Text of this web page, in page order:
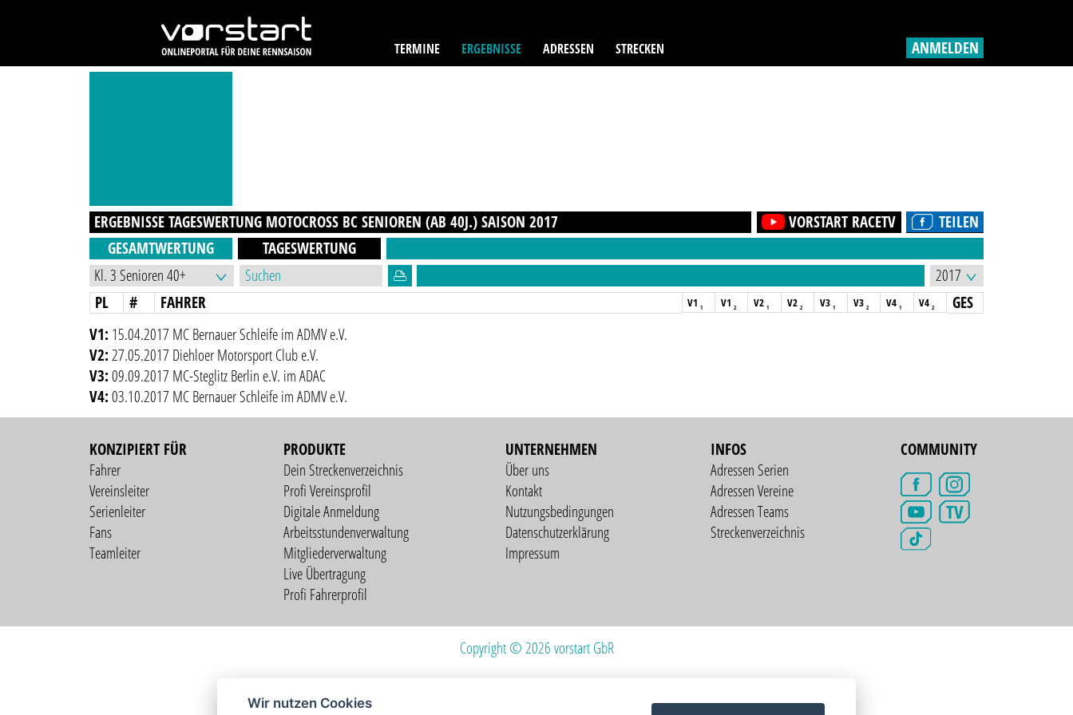
TERMINE ERGEBNISSE ADRESSEN STRECKEN ANMELDEN
ERGEBNISSE TAGESWERTUNG MOTOCROSS BC SENIOREN (AB 40J.)SAISON2017 TEILEN
VORSTART RACETV
GESAMTWERTUNG
TAGESWERTUNG
PL # FAHRER V1 1 V1 2 V2 1 V2 2 V3 1 V3 2 V4 1 V4 2
GES
V1: 15.04.2017 MC Bernauer Schleife im ADMV e.V.
V2:27.05.2017 Diehloer Motorsport Club e.V.
V3:09.09.2017 MC-Steglitz Berlin e.V. im ADAC
V4:03.10.2017 MC Bernauer Schleife im ADMV e.V.
KONZIPIERT FÜR
Fahrer
Vereinsleiter
Serienleiter
Fans
Teamleiter
PRODUKTE
Dein Streckenverzeichnis
Profi Vereinsprofil
Digitale Anmeldung
Arbeitsstundenverwaltung
Mitgliederverwaltung
Live Übertragung
Profi Fahrerprofil
UNTERNEHMEN
Über uns
Kontakt
Nutzungsbedingungen
Datenschutzerklärung
Impressum
INFOS
Adressen Serien
Adressen Vereine
Adressen Teams
Streckenverzeichnis
COMMUNITY
TV
Copyright © 2026 vorstart GbR
Wir nutzen Cookies